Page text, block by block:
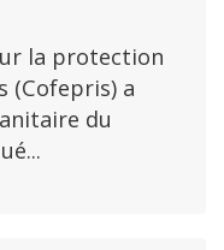
la protection
(Cofepris) a
du